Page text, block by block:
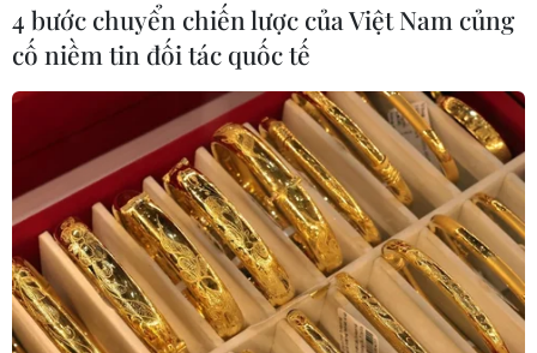
4 bước chuyển chiến lược của Việt Nam củng
cố niềm tin đối tác quốc tế